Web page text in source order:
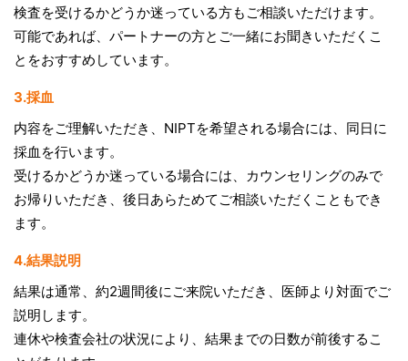
検査を受けるかどうか迷っている方もご相談いただけます。
可能であれば、パートナーの方とご一緒にお聞きいただくこ
とをおすすめしています。
3.採血
内容をご理解いただき、NIPTを希望される場合には、同日に
採血を行います。
受けるかどうか迷っている場合には、カウンセリングのみで
お帰りいただき、後日あらためてご相談いただくこともでき
ます。
4.結果説明
結果は通常、約2週間後にご来院いただき、医師より対面でご
説明します。
連休や検査会社の状況により、結果までの日数が前後するこ